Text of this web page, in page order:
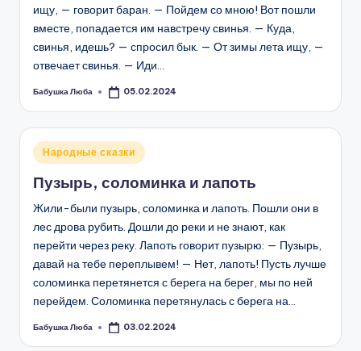
ищу, — говорит баран. — Пойдем со мною! Вот пошли
вместе, попадается им навстречу свинья. — Куда,
свинья, идешь? — спросил бык. — От зимы лета ищу, —
отвечает свинья. — Иди…
Запись
Бабушка Люба 05.02.2024
Опубликовано
Народные сказки
Пузырь, соломинка и лапоть
Жили-были пузырь, соломинка и лапоть. Пошли они в
лес дрова рубить. Дошли до реки и не знают, как
перейти через реку. Лапоть говорит пузырю: — Пузырь,
давай на тебе переплывем! — Нет, лапоть! Пусть лучше
соломинка перетянется с берега на берег, мы по ней
перейдем. Соломинка перетянулась с берега на…
Запись
Бабушка Люба 03.02.2024